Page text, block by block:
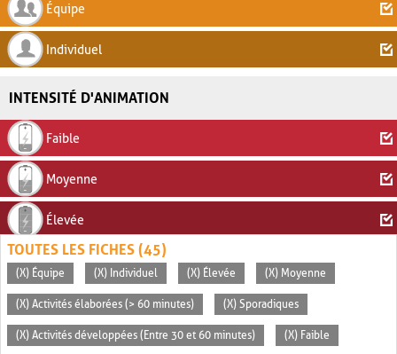
Équipe
Individuel
INTENSITÉ D'ANIMATION
Faible
Moyenne
Élevée
TOUTES LES FICHES (45)
(X) Équipe (X) Individuel (X) Élevée (X) Moyenne
(X) Activités élaborées (> 60 minutes) (X) Sporadiques
(X) Activités développées (Entre 30 et 60 minutes) (X) Faible